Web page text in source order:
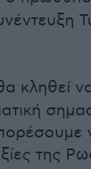
κληθεί
της